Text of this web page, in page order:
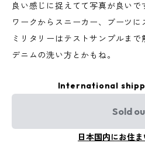
良い感じに捉えてて写真が良いで
ワークからスニーカー、ブーツに
ミリタリーはテストサンプルまで
デニムの洗い方とかもね。
International
Sold
日本国内にお住